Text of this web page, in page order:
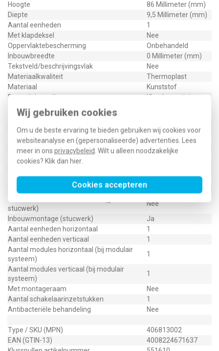
Wij gebruiken cookies
Om u de beste ervaring te bieden gebruiken wij cookies voor
websiteanalyse en (gepersonaliseerde) advertenties. Lees
meer in ons privacybeleid. Wilt u alleen noodzakelijke
cookies? Klik dan hier.
Cookies accepteren
Hoogte
86 Millimeter (mm)
Diepte
9,5 Millimeter (mm)
Aantal eenheden
1
Met klapdeksel
Nee
Oppervlaktebescherming
Onbehandeld
Inbouwbreedte
0 Millimeter (mm)
Tekstveld/beschrijvingsvlak
Nee
Materiaalkwaliteit
Thermoplast
Materiaal
Kunststof
Bevestigingswijze
Klembevestiging
Montagerichting
RAL-nummer (vergelijkbaar)
9016
Slagvastheid
IK00
Beschermingsgraad (IP)
IP20
Geschikt voor vloerpot
Uitvoering oppervlakte
Glanzend
Geschikt voor wandgoot
stucwerk)
Nee
Inbouwmontage (stucwerk)
Ja
Aantal eenheden horizontaal
1
Aantal eenheden verticaal
1
Aantal modules horizontaal (bij modulair
systeem)
1
Aantal modules verticaal (bij modulair
systeem)
1
Met montageraam
Nee
Aantal schakelaarinzetstukken
1
Antibacteriële behandeling
Nee
Type / SKU (MPN)
406813002
EAN (GTIN-13)
4008224671637